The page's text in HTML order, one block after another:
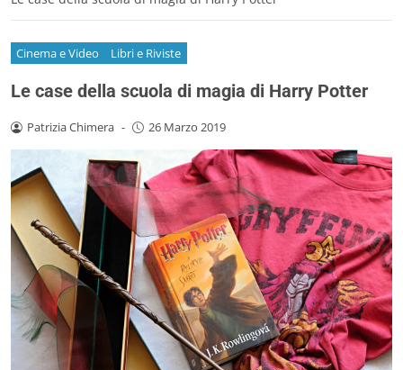
Cinema e Video Libri e Riviste
Le case della scuola di magia di Harry Potter
Patrizia Chimera - 26 Marzo 2019